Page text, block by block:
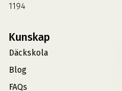
1194
Kunskap
Däckskola
Blog
FAQs